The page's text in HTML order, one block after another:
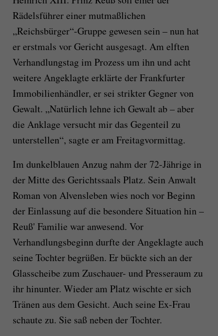
Rädelsführer einer mutmaßlichen
„Reichsbürger“-Gruppe gewesen sein – nun hat
er erstmals vor Gericht ausgesagt. Am elften
Verhandlungstag im Prozess um ihn und acht
weitere Angeklagte erklärte der Frankfurter
Immobilienhändler, er sei strikter Gegner von
Gewalt. „Natürlich lehne ich Gewalt ab – aber
die Anklage versucht mir das Gegenteil zu
unterstellen“, sagte er am Freitagvormittag.
Im dunkelblauen Anzug nahm der 72-Jährige in
der Mitte des Gerichtssaals Platz. Sein Anwalt
Roman von Alvensleben wies noch vor Beginn
der Einlassung auf die besondere Situation hin –
Reuß' Familie war anwesend. Vor
Verhandlungsbeginn durfte der Angeklagte auch
seine Tochter begrüßen. Er bückte sich an der
Glasscheibe zum Zuschauer- und Presseraum zu
ihr hinunter. Wieder am Platz wischte er sich
Tränen aus dem Gesicht. Auch seine Ex-Frau
schaute zu. Sie saß neben der Tochter.